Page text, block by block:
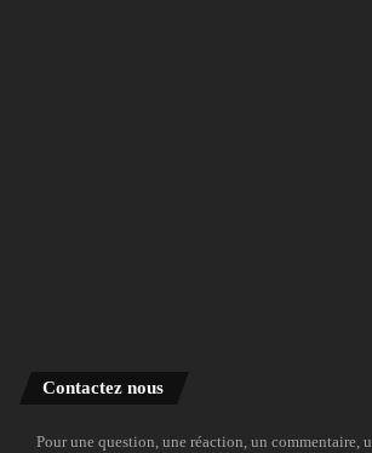
Contactez nous
Pour une question, une réaction, un commentaire,